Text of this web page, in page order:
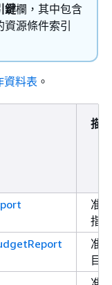
鍵欄，其中包含
資源條件索引
資料表 。
描述
准
指
准
目